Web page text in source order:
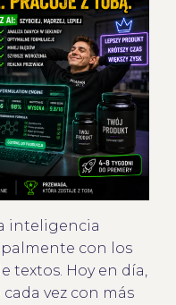
inteligencia
con los
textos. Hoy en día,
vez con más